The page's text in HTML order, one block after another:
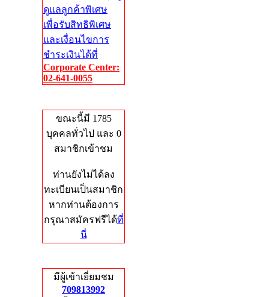
ดูแลลูกค้าพิเศษ
เพื่อรับสิทธิพิเศษ
และเงื่อนไขการ
ชำระเงินได้ที่
Corporate Center:
02-641-0055
ขณะนี้มี 1785
บุคคลทั่วไป และ 0
สมาชิกเข้าชม
ท่านยังไม่ได้ลง
ทะเบียนเป็นสมาชิก
หากท่านต้องการ
กรุณาสมัครฟรีได้ที่
นี่
มีผู้เข้าเยี่ยมชม
709813992